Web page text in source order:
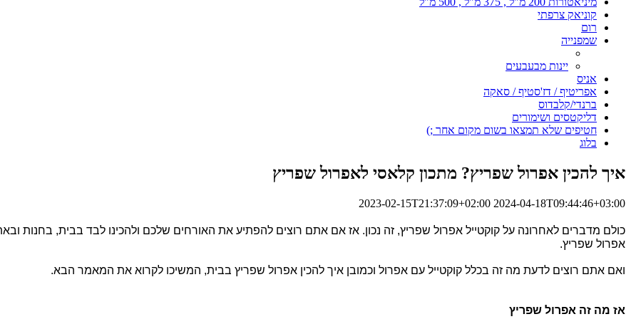
קוניאק צרפתי
רום
שמפנייה
יינות מבעבעים
אניס
אפריטיף / דז'סטיף / סאקה
ברנדי/קלבדוס
דליקטסים ושימורים
חטיפים שלא תמצאו בשום מקום אחר ;)
בלוג
איך להכין אפרול שפריץ? מתכון קלאסי לאפרול שפריץ
2023-02-15T21:37:09+02:00 2024-04-18T09:44:46+03:00
כולם מדברים לאחרונה על קוקטייל אפרול שפריץ, זה נכון. אז אם אתם רוצים להפתיע את האורחים שלכם ולהכינו לבד בבית, בחנות
אפרול שפריץ.
ואם אתם רוצים לדעת מה זה בכלל קוקטייל עם אפרול וכמובן איך להכין אפרול שפריץ בבית, המשיכו לקרוא את המאמר הבא.
אז מה זה אפרול שפריץ